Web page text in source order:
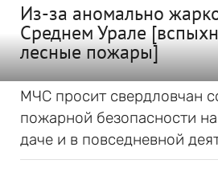
Из-за аномально
Среднем Урале
лесные пожары]
МЧС просит свердловчан
пожарной безопасности
даче и в повседневной